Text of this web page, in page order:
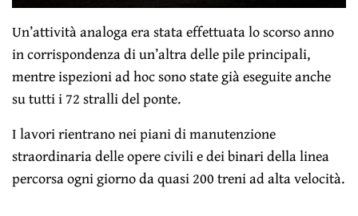
Un’attività analoga era stata effettuata lo scorso anno
in corrispondenza di un’altra delle pile principali,
mentre ispezioni ad hoc sono state già eseguite anche
su tutti i 72 stralli del ponte.
I lavori rientrano nei piani di manutenzione
straordinaria delle opere civili e dei binari della linea
percorsa ogni giorno da quasi 200 treni ad alta velocità.